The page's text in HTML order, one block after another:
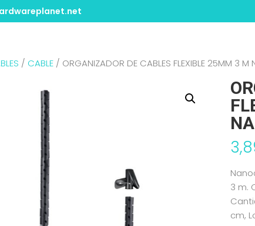
/ CABLE/ ORGANIZADOR DE CABLES FLEXIBLE 25MM 3
3 m.
cm,